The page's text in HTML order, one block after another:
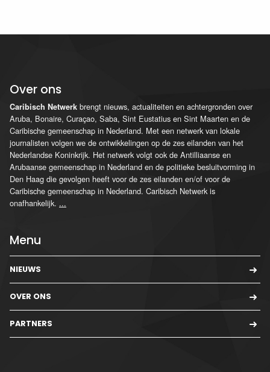
Over ons
Caribisch Netwerk brengt nieuws, actualiteiten en achtergronden over
Aruba, Bonaire, Curaçao, Saba, Sint Eustatius en Sint Maarten en de
Caribische gemeenschap in Nederland. Met een netwerk van lokale
journalisten volgen we de ontwikkelingen op de zes eilanden van het
Nederlandse Koninkrijk. Het netwerk volgt ook de Antilliaanse en
Arubaanse gemeenschap in Nederland en de politieke besluitvorming in
Den Haag die gevolgen heeft voor de zes eilanden en/of voor de
Caribische gemeenschap in Nederland. Caribisch Netwerk is
onafhankelijk. ...
Menu
NIEUWS
OVER ONS
PARTNERS